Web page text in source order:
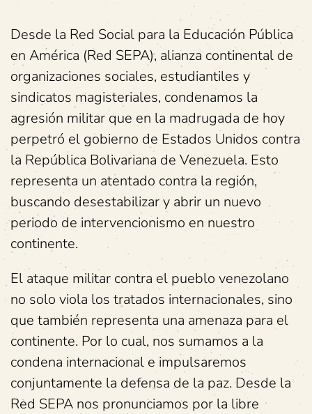
Desde la Red Social para la Educación Pública
en América (Red SEPA), alianza continental de
organizaciones sociales, estudiantiles y
sindicatos magisteriales, condenamos la
agresión militar que en la madrugada de hoy
perpetró el gobierno de Estados Unidos contra
la República Bolivariana de Venezuela. Esto
representa un atentado contra la región,
buscando desestabilizar y abrir un nuevo
periodo de intervencionismo en nuestro
continente.
El ataque militar contra el pueblo venezolano
no solo viola los tratados internacionales, sino
que también representa una amenaza para el
continente. Por lo cual, nos sumamos a la
condena internacional e impulsaremos
conjuntamente la defensa de la paz. Desde la
Red SEPA nos pronunciamos por la libre